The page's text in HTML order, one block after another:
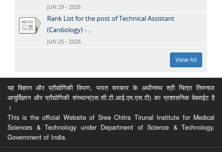
JUN 29 - 2026
Rank List for the post of Technical Assistant
(Cardiology) -...
JUN 25 - 2026
View All
यह विज्ञान और प्रौद्योगिकी विभाग, भारत सरकार के अधीनस्थ श्री चित्रा तिरुनाल
आयुर्विज्ञान और प्रौद्योगिकी संस्थान(एस.सी.टी.आई.एम.एस.टी) का प्रशासनिक वेबसईट है
।
This is the official Website of Sree Chitra Tirunal Institute for Medical
Sciences & Technology under Department of Science & Technology,
Government of India.